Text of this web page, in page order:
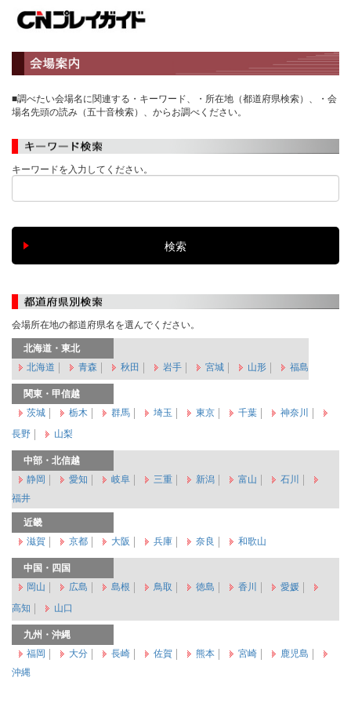
■調べたい会場名に関連する・キーワード、・所在地（都道府県検索）、・会
場名先頭の読み（五十音検索）、からお調べください。
キーワードを入力してください。
会場所在地の都道府県名を選んでください。
北海道・東北
北海道
青森 秋田 岩手 宮城 山形 福島
関東・甲信越
茨城
栃木 群馬 埼玉 東京 千葉
神奈川
長野
山梨
中部・北信越
静岡
愛知 岐阜 三重 新潟 富山
石川
福井
近畿
滋賀
京都 大阪 兵庫 奈良 和歌山
中国・四国
岡山
広島 島根 鳥取 徳島 香川
愛媛
高知
山口
九州・沖縄
福岡
大分 長崎 佐賀 熊本 宮崎
鹿児島
沖縄